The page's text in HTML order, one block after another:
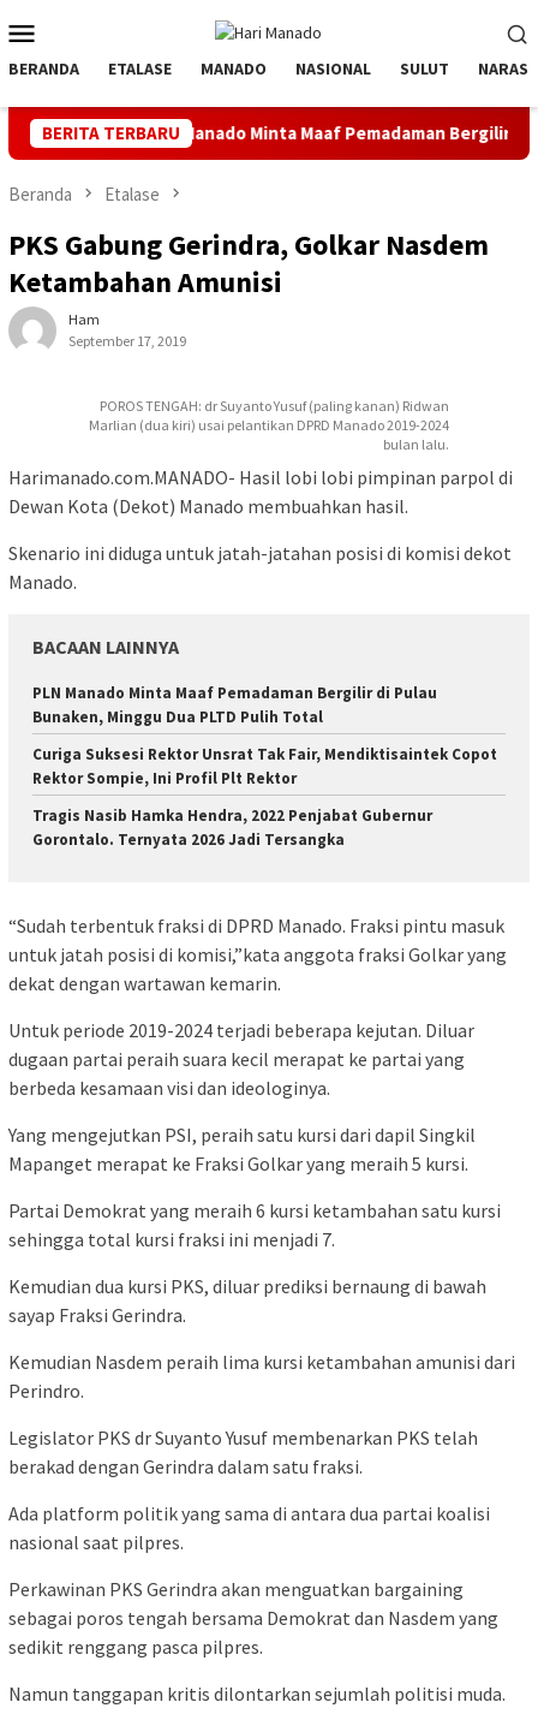
ke
kontenMobile
BERANDA ETALASE MANADO NASIONAL SULUT NARASI
BERITA TERBARU
PLN Manado Minta Maaf Pemadaman Bergilir di Pulau
Beranda Etalase
PKS Gabung Gerindra, Golkar Nasdem
Ketambahan Amunisi
Ham
September 17, 2019
POROS TENGAH: dr Suyanto Yusuf (paling kanan) Ridwan
Marlian (dua kiri) usai pelantikan DPRD Manado 2019-2024
bulan lalu.
Harimanado.com.MANADO- Hasil lobi lobi pimpinan parpol di
Dewan Kota (Dekot) Manado membuahkan hasil.
Skenario ini diduga untuk jatah-jatahan posisi di komisi dekot
Manado.
BACAAN LAINNYA
PLN Manado Minta Maaf Pemadaman Bergilir di Pulau
Bunaken, Minggu Dua PLTD Pulih Total
Curiga Suksesi Rektor Unsrat Tak Fair, Mendiktisaintek Copot
Rektor Sompie, Ini Profil Plt Rektor
Tragis Nasib Hamka Hendra, 2022 Penjabat Gubernur
Gorontalo. Ternyata 2026 Jadi Tersangka
“Sudah terbentuk fraksi di DPRD Manado. Fraksi pintu masuk
untuk jatah posisi di komisi,”kata anggota fraksi Golkar yang
dekat dengan wartawan kemarin.
Untuk periode 2019-2024 terjadi beberapa kejutan. Diluar
dugaan partai peraih suara kecil merapat ke partai yang
berbeda kesamaan visi dan ideologinya.
Yang mengejutkan PSI, peraih satu kursi dari dapil Singkil
Mapanget merapat ke Fraksi Golkar yang meraih 5 kursi.
Partai Demokrat yang meraih 6 kursi ketambahan satu kursi
sehingga total kursi fraksi ini menjadi 7.
Kemudian dua kursi PKS, diluar prediksi bernaung di bawah
sayap Fraksi Gerindra.
Kemudian Nasdem peraih lima kursi ketambahan amunisi dari
Perindro.
Legislator PKS dr Suyanto Yusuf membenarkan PKS telah
berakad dengan Gerindra dalam satu fraksi.
Ada platform politik yang sama di antara dua partai koalisi
nasional saat pilpres.
Perkawinan PKS Gerindra akan menguatkan bargaining
sebagai poros tengah bersama Demokrat dan Nasdem yang
sedikit renggang pasca pilpres.
Namun tanggapan kritis dilontarkan sejumlah politisi muda.